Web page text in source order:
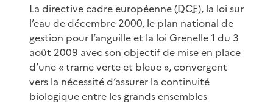
La directive cadre européenne (DCE), la loi sur
l’eau de décembre 2000, le plan national de
gestion pour l’anguille et la loi Grenelle 1 du 3
août 2009 avec son objectif de mise en place
d’une « trame verte et bleue », convergent
vers la nécessité d’assurer la continuité
biologique entre les grands ensembles